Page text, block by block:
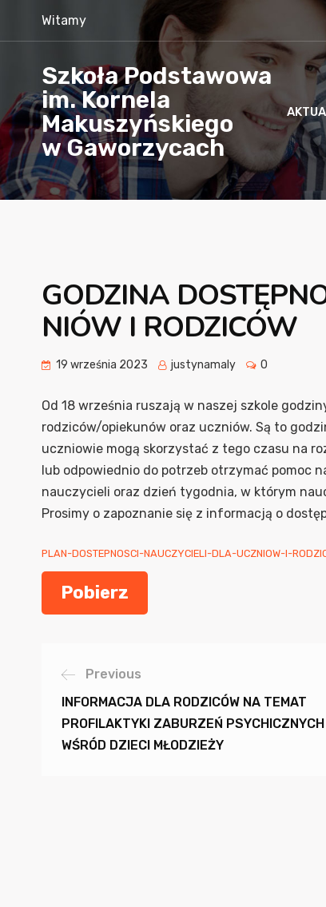
Witamy
Szkoła Podstawowa
im. Kornela
Makuszyńskiego
w Gaworzycach
GODZINA
NIÓW I RODZICÓW
19 września 2023 justynamaly 0
Od 18 września ruszają w naszej szkole
rodziców/opiekunów oraz uczniów. Są to
uczniowie mogą skorzystać z tego czasu na
lub odpowiednio do potrzeb otrzymać pomoc
nauczycieli oraz dzień tygodnia, w którym
Prosimy o zapoznanie się z informacją o
PLAN-DOSTEPNOSCI-NAUCZYCIELI-DLA-UCZNIOW-I-
Pobierz
Previous
INFORMACJA DLA RODZICÓW NA TEMAT
PROFILAKTYKI ZABURZEŃ PSYCHICZNYCH
WŚRÓD DZIECI MŁODZIEŻY